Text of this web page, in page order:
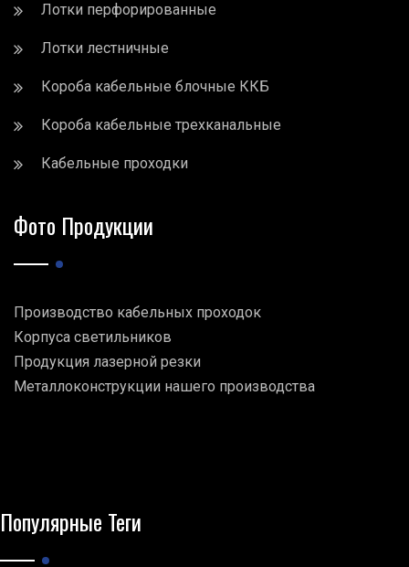
Лотки перфорированные
Лотки лестничные
Короба кабельные блочные ККБ
Короба кабельные трехканальные
Кабельные проходки
Фото Продукции
Производство кабельных проходок
Корпуса светильников
Продукция лазерной резки
Металлоконструкции нашего производства
Популярные Теги